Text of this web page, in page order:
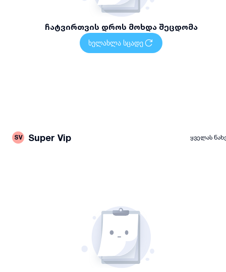
ჩატვირთვის დროს მოხდა შეცდომა
ხელახლა სცადე
SV Super Vip ყველას